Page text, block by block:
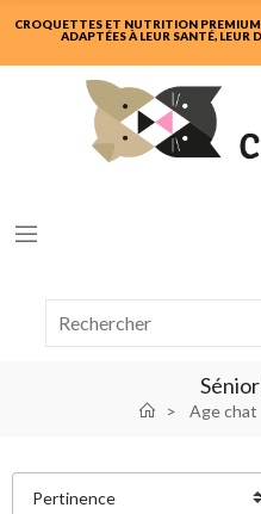
CROQUETTES ET NUTRITION
ADAPTÉES À LEUR SANTÉ, LEUR
Age chat